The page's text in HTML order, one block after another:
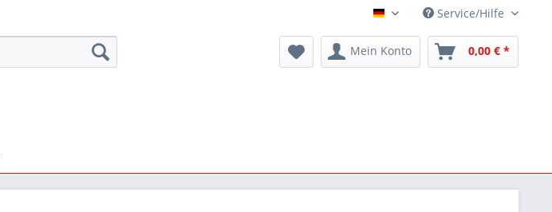
Deutsch Service/Hilfe
Mein Konto 0,00 € *